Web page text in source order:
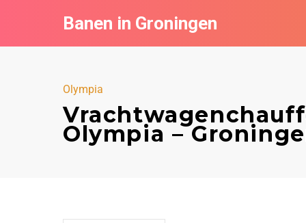
Banen in Groningen
Olympia
Olympia –